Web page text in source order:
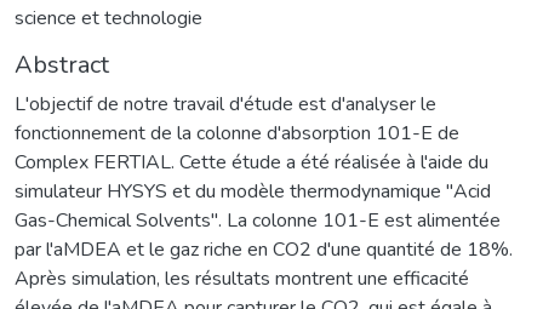
science et technologie
Abstract
L'objectif de notre travail d'étude est d'analyser le
fonctionnement de la colonne d'absorption 101-E de
Complex FERTIAL. Cette étude a été réalisée à l'aide du
simulateur HYSYS et du modèle thermodynamique "Acid
Gas-Chemical Solvents". La colonne 101-E est alimentée
par l'aMDEA et le gaz riche en CO2 d'une quantité de 18%.
Après simulation, les résultats montrent une efficacité